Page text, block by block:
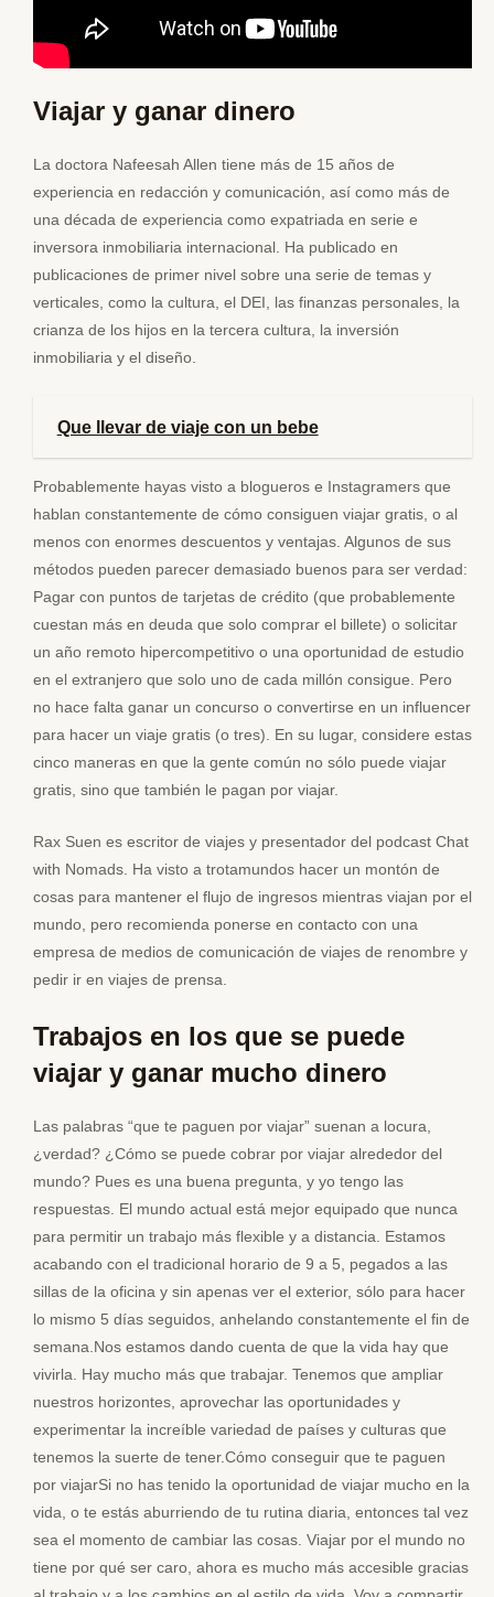
Viajar y ganar dinero
La doctora Nafeesah Allen tiene más de 15 años de
experiencia en redacción y comunicación, así como más de
una década de experiencia como expatriada en serie e
inversora inmobiliaria internacional. Ha publicado en
publicaciones de primer nivel sobre una serie de temas y
verticales, como la cultura, el DEI, las finanzas personales, la
crianza de los hijos en la tercera cultura, la inversión
inmobiliaria y el diseño.
Que llevar de viaje con un bebe
Probablemente hayas visto a blogueros e Instagramers que
hablan constantemente de cómo consiguen viajar gratis, o al
menos con enormes descuentos y ventajas. Algunos de sus
métodos pueden parecer demasiado buenos para ser verdad:
Pagar con puntos de tarjetas de crédito (que probablemente
cuestan más en deuda que solo comprar el billete) o solicitar
un año remoto hipercompetitivo o una oportunidad de estudio
en el extranjero que solo uno de cada millón consigue. Pero
no hace falta ganar un concurso o convertirse en un influencer
para hacer un viaje gratis (o tres). En su lugar, considere estas
cinco maneras en que la gente común no sólo puede viajar
gratis, sino que también le pagan por viajar.
Rax Suen es escritor de viajes y presentador del podcast Chat
with Nomads. Ha visto a trotamundos hacer un montón de
cosas para mantener el flujo de ingresos mientras viajan por el
mundo, pero recomienda ponerse en contacto con una
empresa de medios de comunicación de viajes de renombre y
pedir ir en viajes de prensa.
Trabajos en los que se puede
viajar y ganar mucho dinero
Las palabras “que te paguen por viajar” suenan a locura,
¿verdad? ¿Cómo se puede cobrar por viajar alrededor del
mundo? Pues es una buena pregunta, y yo tengo las
respuestas. El mundo actual está mejor equipado que nunca
para permitir un trabajo más flexible y a distancia. Estamos
acabando con el tradicional horario de 9 a 5, pegados a las
sillas de la oficina y sin apenas ver el exterior, sólo para hacer
lo mismo 5 días seguidos, anhelando constantemente el fin de
semana.Nos estamos dando cuenta de que la vida hay que
vivirla. Hay mucho más que trabajar. Tenemos que ampliar
nuestros horizontes, aprovechar las oportunidades y
experimentar la increíble variedad de países y culturas que
tenemos la suerte de tener.Cómo conseguir que te paguen
por viajarSi no has tenido la oportunidad de viajar mucho en la
vida, o te estás aburriendo de tu rutina diaria, entonces tal vez
sea el momento de cambiar las cosas. Viajar por el mundo no
tiene por qué ser caro, ahora es mucho más accesible gracias